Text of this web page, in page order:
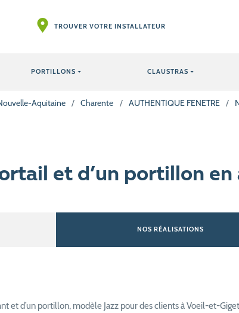
TROUVER VOTRE INSTALLATEUR
PORTILLONS CLAUSTRAS
Aquitaine / Charente / AUTHENTIQUE FENETRE /
et d’un portillon
NOS RÉALISATIONS
et d’un portillon, modèle Jazz pour des clients à Voeil-et-